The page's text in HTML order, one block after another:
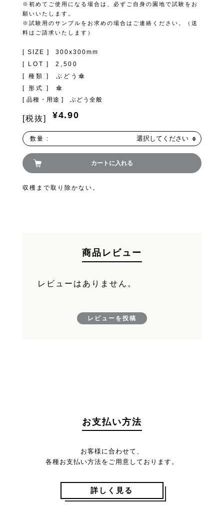
※初めてご使用になる場合は、必ずご自身の園地で試験をお
願いいたします。
※試験用のサンプルをお求めの場合はご連絡ください。（送
料はご請求いたします）
[ SIZE ]
300x300mm
[ LOT ]
2,500
[ 種類 ]
ぶどう傘
[ 形式 ]
傘
[ 品種・用途 ]
ぶどう全般
¥4.90
[税抜]
数量 : 選択してください
カートに入れる
収穫まで取り除かない。
カートへ進む
商品レビュー
レビューはありません。
レビューを投稿
お支払い方法
お客様に合わせて、
各種お支払い方法をご用意しております。
詳しく見る